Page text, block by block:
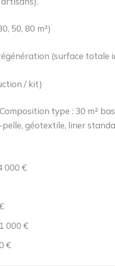
50, 80 m²)
(surface totale
/ kit)
type : 30 m²
géotextile, liner
000 €
000 €
€